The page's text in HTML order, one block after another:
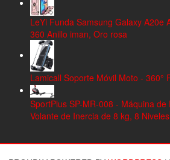
LeYi Funda Samsung Galaxy A20e
360 Anillo iman, Oro rosa
Lamicall Soporte Móvil Moto - 360°
SportPlus SP-MR-008 - Máquina de
Volante de Inercia de 8 kg, 8